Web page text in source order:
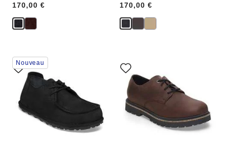
Price:
170,00 €
Price:
170,00 €
Cliquer
sur
les
échantillons
couleurs
modifiera
Nouveau
sur
les
échantillons
couleurs
modifiera
l’image